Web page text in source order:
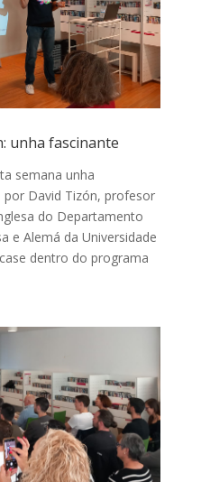
unha fascinante
semana unha
David Tizón, profesor
do Departamento
e Alemá da Universidade
dentro do programa